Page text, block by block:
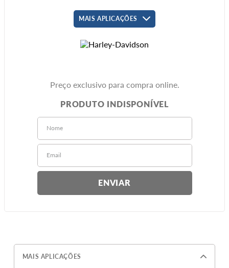
MAIS APLICAÇÕES
Preço exclusivo para compra online.
ENVIAR
MAIS APLICAÇÕES